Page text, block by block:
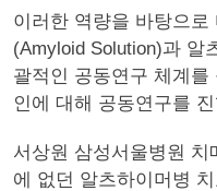
이러한 역량을 바탕으로
(Amyloid Solution)과 알
괄적인 공동연구 체계
인에 대해 공동연구를
서상원 삼성서울병원 치
에 없던 알츠하이머병